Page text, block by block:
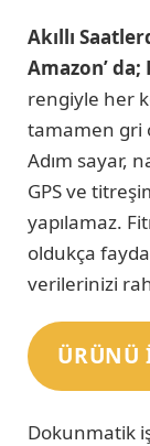
Akıllı
Amazon’ da;
rengiyle her
tamamen gri
Adım sayar,
GPS ve
yapılamaz.
oldukça
verilerinizi
ÜRÜNÜ
Dokunmatik